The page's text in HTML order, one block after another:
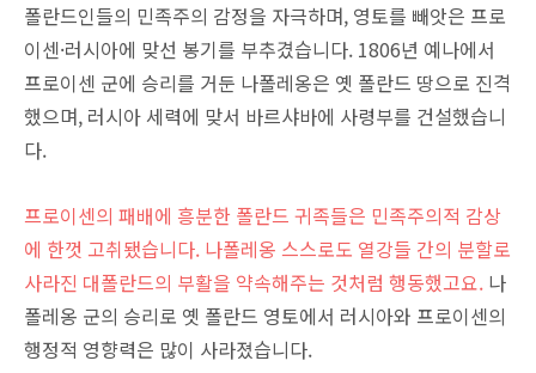
폴란드인들의 민족주의 감정을 자극하며, 영토를 빼앗은 프로
이센·러시아에 맞선 봉기를 부추겼습니다. 1806년 예나에서
프로이센 군에 승리를 거둔 나폴레옹은 옛 폴란드 땅으로 진격
했으며, 러시아 세력에 맞서 바르샤바에 사령부를 건설했습니
다.
프로이센의 패배에 흥분한 폴란드 귀족들은 민족주의적 감상
에 한껏 고취됐습니다. 나폴레옹 스스로도 열강들 간의 분할로
사라진 대폴란드의 부활을 약속해주는 것처럼 행동했고요. 나
폴레옹 군의 승리로 옛 폴란드 영토에서 러시아와 프로이센의
행정적 영향력은 많이 사라졌습니다.